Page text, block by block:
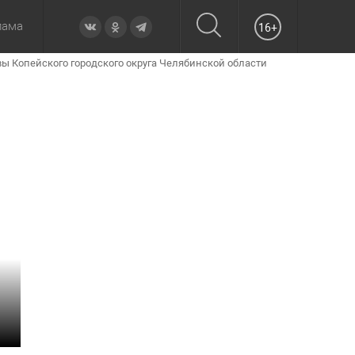
Образование Происшествия Официально
неделю Вчера Вечерние Утренние
16+
городского округа Челябинской области